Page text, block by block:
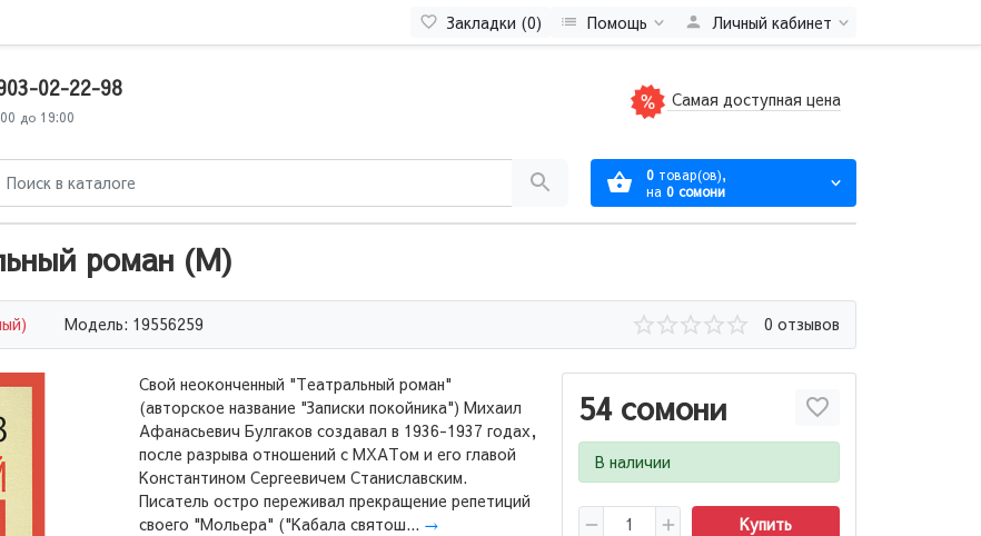
Закладки (0) Помощь Личный кабинет
02-22-98
до 19:00
Самая доступная цена
0 товар(ов),
на 0 сомони
роман (М)
Модель: 19556259 0 отзывов
54 сомони
В наличии
Купить
Свой неоконченный "Театральный роман"
(авторское название "Записки покойника") Михаил
Афанасьевич Булгаков создавал в 1936-1937 годах,
после разрыва отношений с МХАТом и его главой
Константином Сергеевичем Станиславским.
Писатель остро переживал прекращение репетиций
своего "Мольера" ("Кабала святош... →